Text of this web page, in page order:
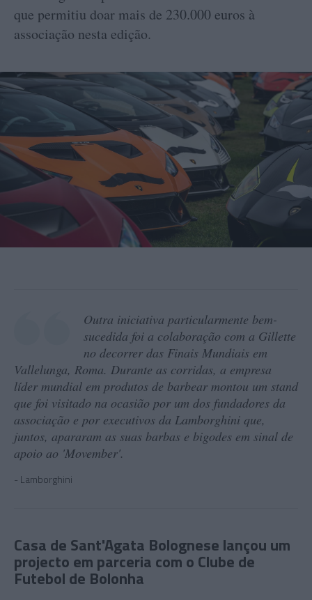
que permitiu doar mais de 230.000 euros à
associação nesta edição.
Outra iniciativa particularmente bem-
sucedida foi a colaboração com a Gillette
no decorrer das Finais Mundiais em
Vallelunga, Roma. Durante as corridas, a empresa
líder mundial em produtos de barbear montou um stand
que foi visitado na ocasião por um dos fundadores da
associação e por executivos da Lamborghini que,
juntos, apararam as suas barbas e bigodes em sinal de
apoio ao 'Movember'.
Lamborghini
Casa de Sant'Agata Bolognese lançou um
projecto em parceria com o Clube de
Futebol de Bolonha